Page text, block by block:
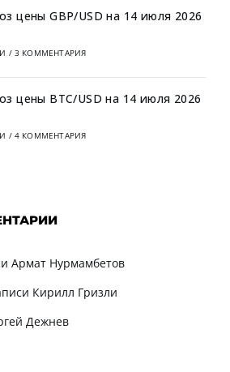
цены GBP/USD на 14 июля 2026
/ 3 КОММЕНТАРИЯ
цены BTC/USD на 14 июля 2026
/ 4 КОММЕНТАРИЯ
Армат Нурмамбетов
Кирилл Гризли
Дежнев